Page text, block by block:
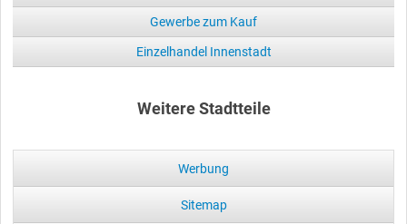
Gewerbe zum Kauf
Einzelhandel Innenstadt
Weitere Stadtteile
Werbung
Sitemap